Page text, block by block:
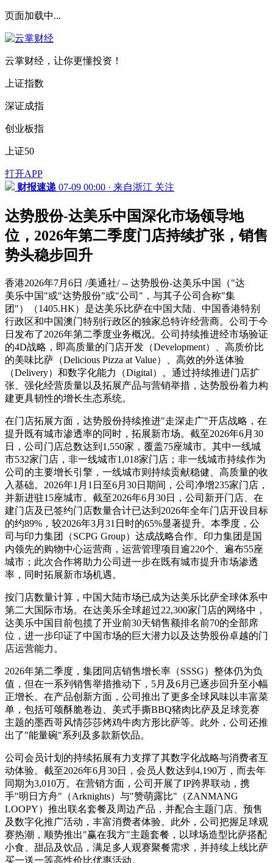
页面加载中...
云掌财经，让你更懂投资！
上证指数
深证成指
创业板指
上证50
打开APP
财报速递 07-09 00:00 · 来自浙江 关注
达势股份-达美乐中国深化市场领导地
位，2026年第二季度门店持续扩张，销售
势头稳步回升
香港2026年7月6日 /美通社/ -- 达势股份-达美乐中国（"达
美乐中国"或"达势股份"或"公司"，与其子公司合称"集
团"）（1405.HK）是达美乐比萨在中国大陆、中国香港特别
行政区和中国澳门特别行政区的独家总特许经营商。公司于今
日发布了2026年第二季度业务概况。公司持续推进经市场验证
的4D战略，即高质量的门店开发（Development）、高质价比
的美味比萨（Delicious Pizza at Value）、高效的外送体验
（Delivery）和数字化能力（Digital）。通过持续推进门店扩
张、强化经营质量以及拓展产品与营销举措，达势股份着力构
建更具韧性的增长生态系统。
在门店拓展方面，达势股份持续推进"走深走广"开店战略，在
提升既有城市渗透率的同时，拓展新市场。截至2026年6月30
日，公司门店总数达到1,550家，覆盖75座城市。其中一线城
市532家门店，非一线城市1,018家门店；非一线城市持续作为
公司的主要增长引擎，一线城市则持续贡献稳健、高质量的收
入基础。2026年1月1日至6月30日期间，公司净增235家门店，
并新进驻15座城市。截至2026年6月30日，公司新开门店、在
建门店及已签约门店数量合计已达到2026年全年门店开设目标
的约89%，较2026年3月31日时的65%显著提升。本季度，公
司与印力集团（SCPG Group）达成战略合作。印力集团是国
内领先的购物中心运营商，运营管理项目逾220个、遍布55座
城市；此次合作将助力公司进一步在既有城市提升市场渗透
率，同时拓展新市场机遇。
按门店数量计算，中国大陆市场已成为达美乐比萨全球体系中
第二大国际市场。在达美乐全球超过22,300家门店的网络中，
达美乐中国目前包揽了开业前30天销售额排名前70的全部席
位，进一步印证了中国市场的巨大潜力以及达势股份卓越的门
店运营能力。
2026年第二季度，集团同店销售增长率（SSSG）整体仍为负
值，但在一系列销售举措推动下，5月及6月已逐步回升至小幅
正增长。在产品创新方面，公司推出了更多全球风味以丰富菜
单，包括可颂酥脆卷边、美式手撕BBQ猪肉比萨及足球竞赛
主题的墨西哥风情莎莎烤鸡牛肉方形比萨等。此外，公司还推
出了"能量碗"系列及多款新饮品。
公司会员计划的持续拓展有力支撑了其数字化战略与消费者互
动体验。截至2026年6月30日，会员人数达到4,190万，而去年
同期为3,010万。在营销方面，公司开展了IP跨界联动，携
手"明日方舟"（Arknights）与"赞萌露比"（ZANMANG
LOOPY）推出联名套餐及周边产品，并配合主题门店、预售
及数字化推广活动，丰富消费者体验。此外，公司把握足球观
赛热潮，顺势推出"赢在我方"主题套餐，以球场造型比萨搭配
小食、甜品及饮品，满足多人观赛聚餐需求，并持续上线比萨
买一送一等高性价比优惠活动。